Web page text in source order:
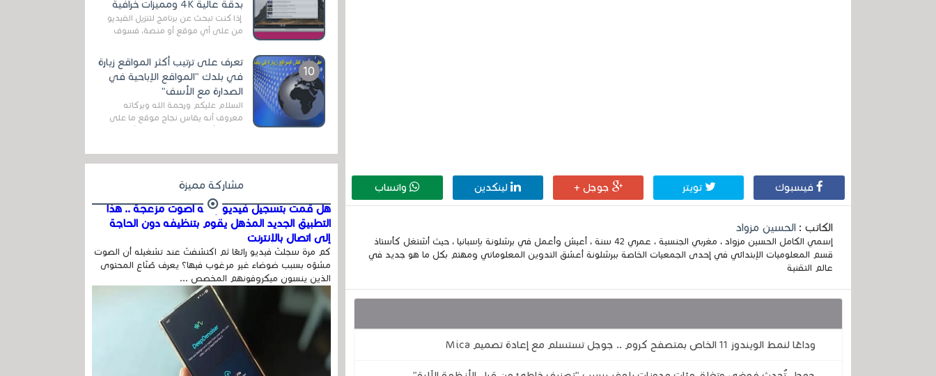
فيسبوك تويتر جوجل + لينكدين واتساب
الكاتب : الحسين مزواد
إسمي الكامل الحسين مزواد ، مغربي الجنسية ، عمري 42 سنة ، أعيش وأعمل في برشلونة بإسبانيا ، حيث أشتغل كأستاذ
قسم المعلوميات الإبتدائي في إحدى الجمعيات الخاصة ببرشلونة أعشق التدوين المعلوماتي ومهتم بكل ما هو جديد في
عالم التقنية
وداعًا لنمط الويندوز 11 الخاص بمتصفح كروم .. جوجل تستسلم مع إعادة تصميم Mica
بدقة عالية 4K ومميزات خرافية
إذا كنت تبحث عن برنامج لتنزيل الفيديو
من على أي موقع أو منصة، فسوف
الخاصة بالبرامج والتطبيقات في هذا
المج...
تعرف على ترتيب أكثر المواقع زيارة
في بلدك "المواقع الإباحية في
الصدارة مع الأسف"
السلام عليكم ورحمة الله وبركاته
معروف أنه يقاس نجاح موقع ما على
في...
مشاركة مميزة
هل قمت بتسجيل فيديو وفيه أصوت مزعجة .. هذا
التطبيق الجديد المذهل يقوم بتنظيفه دون الحاجة
إلى اتصال بالإنترنت
كم مرة سجلتَ فيديو رائعًا ثم اكتشفتَ عند تشغيله أن الصوت
مشوّه بسبب ضوضاء غير مرغوب فيها؟ يعرف صُنّاع المحتوى
الذين ينسون ميكروفونهم المخصص ...